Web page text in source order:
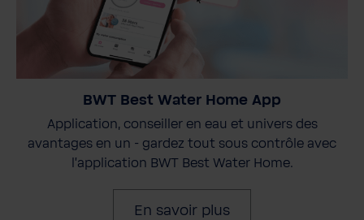
BWT Best Water Home App
Application, conseiller en eau et univers des
avantages en un - gardez tout sous contrôle avec
l'application BWT Best Water Home.
En savoir plus